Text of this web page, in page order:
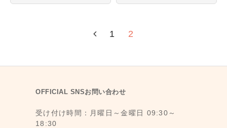
1 2
OFFICIAL SNSお問い合わせ
受け付け時間：月曜日～金曜日 09:30～
18:30